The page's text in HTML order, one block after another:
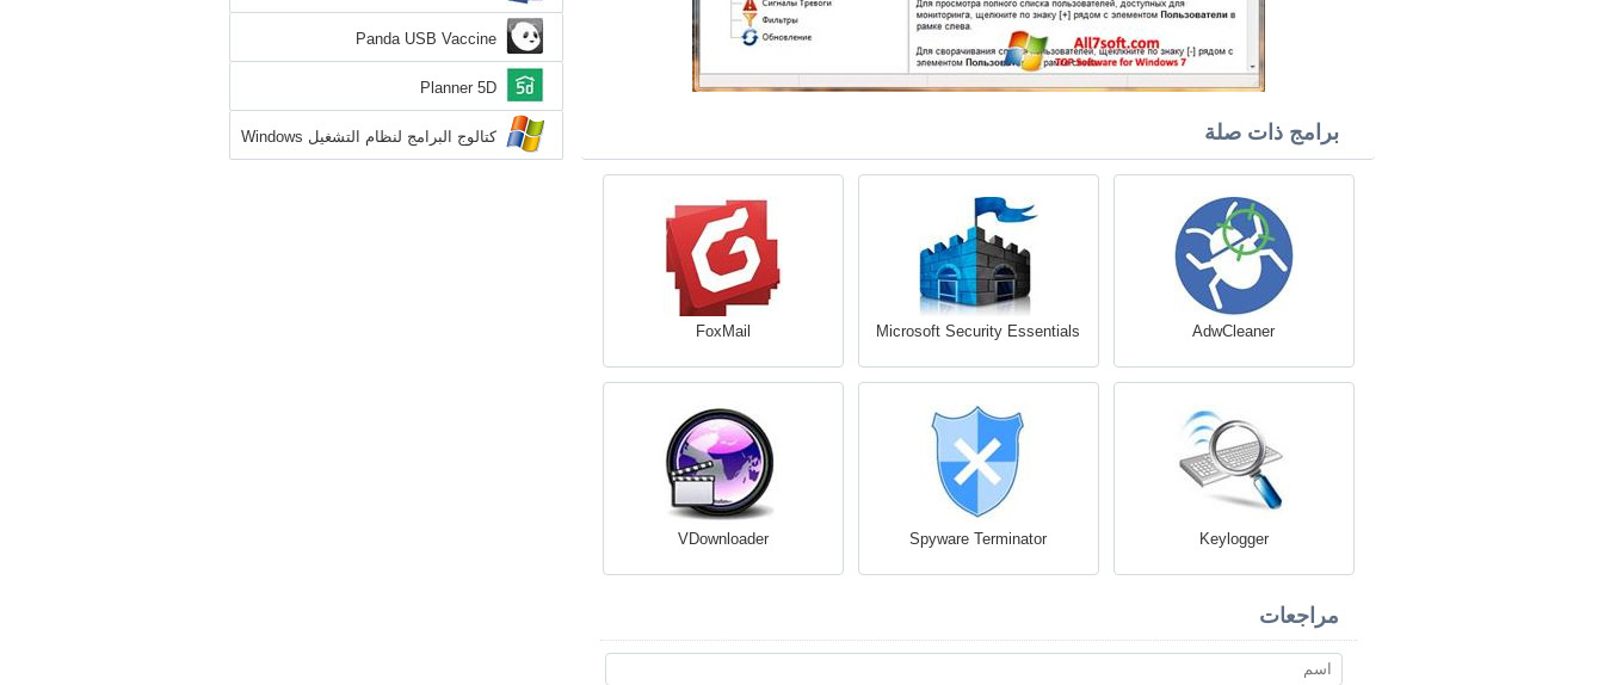
برامج ذات صلة
AdwCleaner
Microsoft Security Essentials
FoxMail
Keylogger
Spyware Terminator
VDownloader
مراجعات
Panda USB Vaccine
Planner 5D
كتالوج البرامج لنظام التشغيل Windows
7